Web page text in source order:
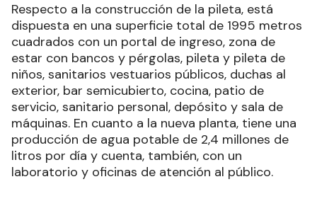
Respecto a la construcción de la pileta, está
dispuesta en una superficie total de 1995 metros
cuadrados con un portal de ingreso, zona de
estar con bancos y pérgolas, pileta y pileta de
niños, sanitarios vestuarios públicos, duchas al
exterior, bar semicubierto, cocina, patio de
servicio, sanitario personal, depósito y sala de
máquinas. En cuanto a la nueva planta, tiene una
producción de agua potable de 2,4 millones de
litros por día y cuenta, también, con un
laboratorio y oficinas de atención al público.